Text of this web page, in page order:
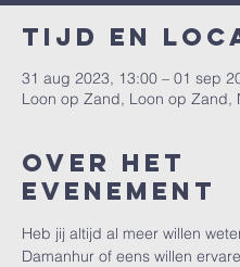
Tijd en
31 aug 2023, 13:00 – 01 sep
Loon op Zand, Loon op Zand,
Over het
evenement
Heb jij altijd al meer willen
Damanhur of eens willen